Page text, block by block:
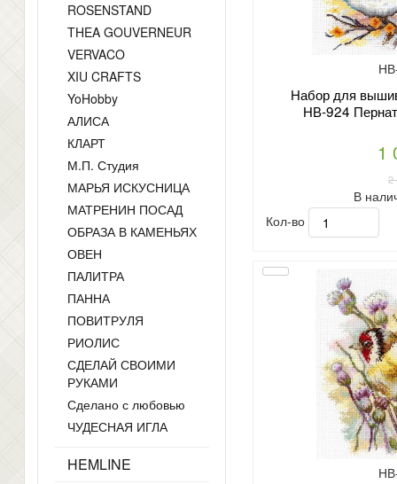
ROSENSTAND
THEA GOUVERNEUR
VERVACO
XIU CRAFTS
YoHobby
АЛИСА
КЛАРТ
М.П. Студия
МАРЬЯ ИСКУСНИЦА
МАТРЕНИН ПОСАД
ОБРАЗА В КАМЕНЬЯХ
ОВЕН
ПАЛИТРА
ПАННА
ПОВИТРУЛЯ
РИОЛИС
СДЕЛАЙ СВОИМИ
РУКАМИ
Сделано с любовью
ЧУДЕСНАЯ ИГЛА
HEMLINE
Набор для
НВ-924
1
2
В
Кол-во